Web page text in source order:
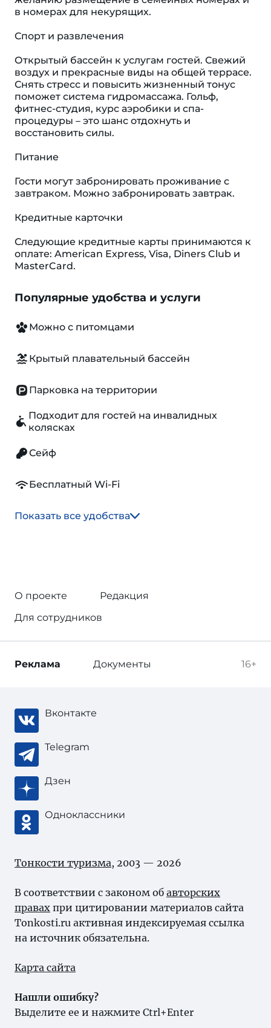
в номерах для некурящих.
Спорт и развлечения
Открытый бассейн к услугам гостей. Свежий
воздух и прекрасные виды на общей террасе.
Снять стресс и повысить жизненный тонус
поможет система гидромассажа. Гольф,
фитнес-студия, курс аэробики и спа-
процедуры – это шанс отдохнуть и
восстановить силы.
Питание
Гости могут забронировать проживание с
завтраком. Можно забронировать завтрак.
Кредитные карточки
Следующие кредитные карты принимаются к
оплате: American Express, Visa, Diners Club и
MasterCard.
Популярные удобства и услуги
Можно с питомцами
Крытый плавательный бассейн
Парковка на территории
Подходит для гостей на инвалидных
колясках
Сейф
Бесплатный Wi-Fi
Показать все удобства
О проекте
Редакция
Для сотрудников
16+
Реклама Документы
Вконтакте
Telegram
Дзен
Одноклассники
Тонкости туризма, 2003 — 2026
В соответствии с законом об авторских
правах при цитировании материалов сайта
Tonkosti.ru активная индексируемая ссылка
на источник обязательна.
Карта сайта
Нашли ошибку?
Выделите ее и нажмите Ctrl+Enter